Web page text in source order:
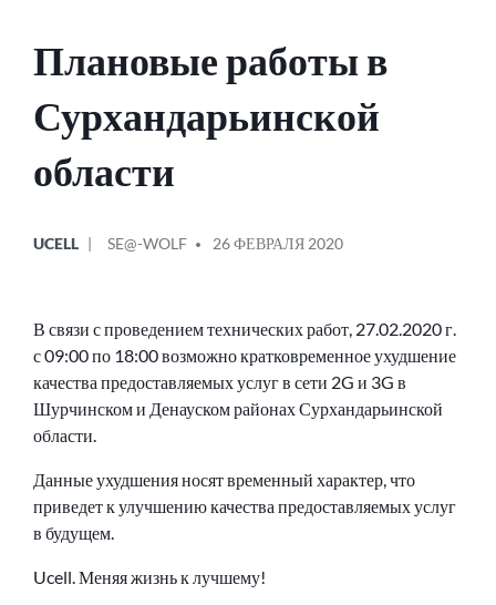
Плановые работы в
Сурхандарьинской
области
В
UCELL
ОТ
SE@-WOLF 26 ФЕВРАЛЯ 2020
В связи с проведением технических работ, 27.02.2020 г.
с 09:00 по 18:00 возможно кратковременное ухудшение
качества предоставляемых услуг в сети 2G и 3G в
Шурчинском и Денауском районах Сурхандарьинской
области.
Данные ухудшения носят временный характер, что
приведет к улучшению качества предоставляемых услуг
в будущем.
Ucell. Меняя жизнь к лучшему!